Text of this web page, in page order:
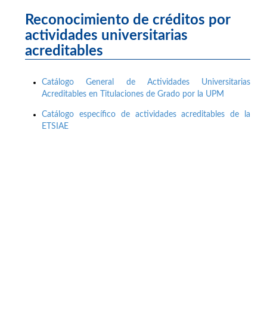
Reconocimiento de créditos por
actividades universitarias
acreditables
Catálogo General de Actividades Universitarias
Acreditables en Titulaciones de Grado por la UPM
Catálogo específico de actividades acreditables de la
ETSIAE